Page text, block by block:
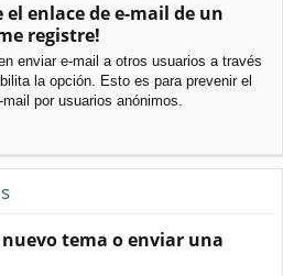
enlace de e-mail de un
registre!
enviar e-mail a otros usuarios a través
la opción. Esto es para prevenir el
por usuarios anónimos.
tema o enviar una